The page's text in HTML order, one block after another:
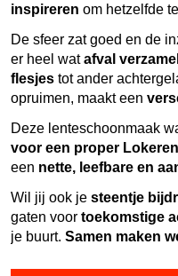
inspireren om hetzelfde
De sfeer zat goed en de
er heel watafval
flesjes tot ander
opruimen, maakt een
Deze lenteschoonmaak
voor een proper Lokeren
een nette, leefbare en
Wil jij ook je steentje
gaten voor toekomstige
je buurt. Samen maken